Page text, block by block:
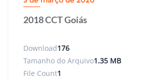
2018 CCT Goiás
Download176
Tamanho do Arquivo1.35 MB
File Count1